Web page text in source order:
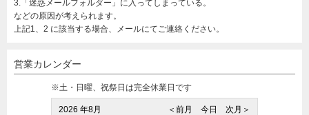
3.「迷惑メールフォルダー」に入ってしまっている。
などの原因が考えられます。
上記1、2 に該当する場合、メールにてご連絡ください。
営業カレンダー
※土・日曜、祝祭日は完全休業日です
2026 年8月 次月＞
今日
＜前月